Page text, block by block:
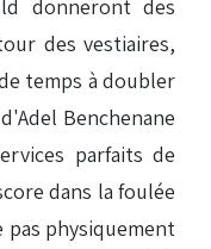
donneront des
des vestiaires,
temps à doubler
Benchenane
parfaits de
dans la foulée
physiquement